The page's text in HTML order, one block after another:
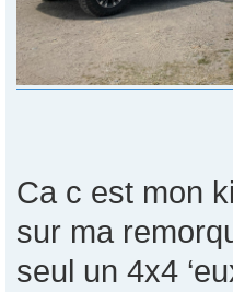
Ca c est mon
sur ma
seul un 4x4